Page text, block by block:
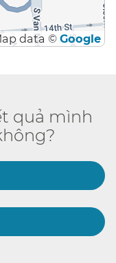
data ©Google
quả mình